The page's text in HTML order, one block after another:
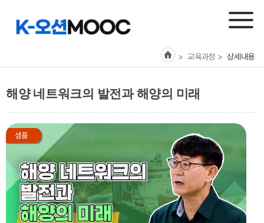
> 교육과정 >상세내용
해양 네트워크의 발전과 해양의 미래
샘플